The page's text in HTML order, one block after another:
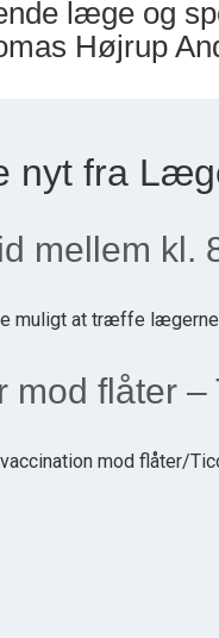
læge og
Højrup
nyt fra
mellem kl.
muligt at træffe lægerne
mod flåter –
mod flåter/